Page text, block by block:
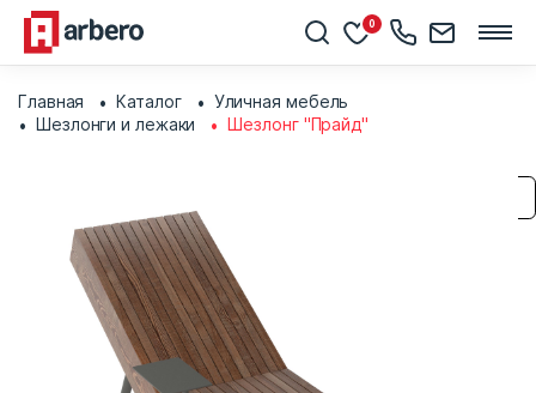
0
Главная Каталог
Уличная мебель
Шезлонги и лежаки
Шезлонг "Прайд"